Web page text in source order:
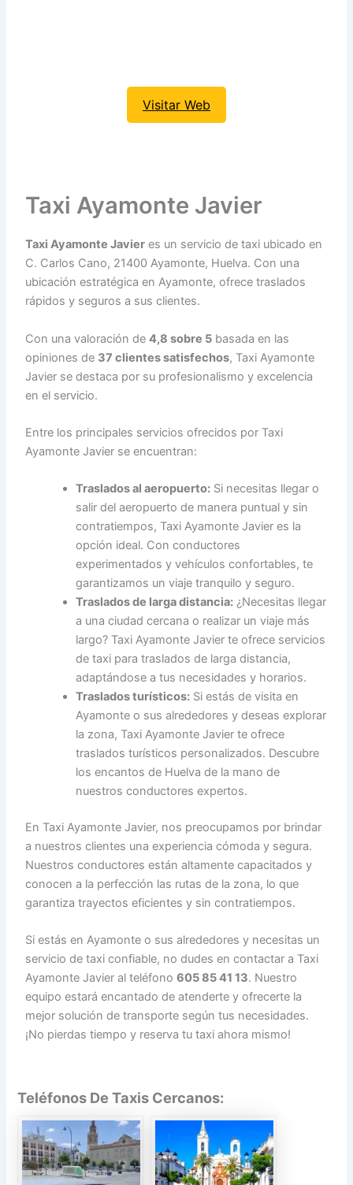
Visitar Web
Taxi Ayamonte Javier
Taxi Ayamonte Javier es un servicio de taxi ubicado en
C. Carlos Cano, 21400 Ayamonte, Huelva. Con una
ubicación estratégica en Ayamonte, ofrece traslados
rápidos y seguros a sus clientes.
Con una valoración de4,8 sobre 5 basada en las
opiniones de 37 clientes satisfechos, Taxi Ayamonte
Javier se destaca por su profesionalismo y excelencia
en el servicio.
Entre los principales servicios ofrecidos por Taxi
Ayamonte Javier se encuentran:
Traslados al aeropuerto: Si necesitas llegar o
salir del aeropuerto de manera puntual y sin
contratiempos, Taxi Ayamonte Javier es la
opción ideal. Con conductores
experimentados y vehículos confortables, te
garantizamos un viaje tranquilo y seguro.
Traslados de larga distancia: ¿Necesitas llegar
a una ciudad cercana o realizar un viaje más
largo? Taxi Ayamonte Javier te ofrece servicios
de taxi para traslados de larga distancia,
adaptándose a tus necesidades y horarios.
Traslados turísticos: Si estás de visita en
Ayamonte o sus alrededores y deseas explorar
la zona, Taxi Ayamonte Javier te ofrece
traslados turísticos personalizados. Descubre
los encantos de Huelva de la mano de
nuestros conductores expertos.
En Taxi Ayamonte Javier, nos preocupamos por brindar
a nuestros clientes una experiencia cómoda y segura.
Nuestros conductores están altamente capacitados y
conocen a la perfección las rutas de la zona, lo que
garantiza trayectos eficientes y sin contratiempos.
Si estás en Ayamonte o sus alrededores y necesitas un
servicio de taxi confiable, no dudes en contactar a Taxi
Ayamonte Javier al teléfono605 85 41 13. Nuestro
equipo estará encantado de atenderte y ofrecerte la
mejor solución de transporte según tus necesidades.
¡No pierdas tiempo y reserva tu taxi ahora mismo!
Teléfonos De Taxis Cercanos: